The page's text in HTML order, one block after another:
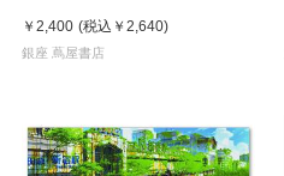
￥2,400 (税込 ￥2,640)
銀座 蔦屋書店